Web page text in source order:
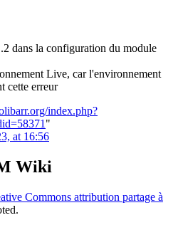
dans la configuration du module
Live, car l'environnement
cette erreur
index.php?
"
at 16:56
Wiki
Commons attribution partage à